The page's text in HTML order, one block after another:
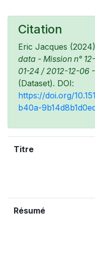
Citation
Eric Jacques
data - Mission n°
01-24 / 2012-12-06
(Dataset). DOI:
https://doi.org/
b40a-
Titre
Résumé